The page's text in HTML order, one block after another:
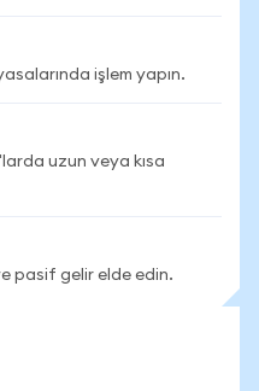
işlem yapın.
uzun veya kısa
pasif gelir elde edin.